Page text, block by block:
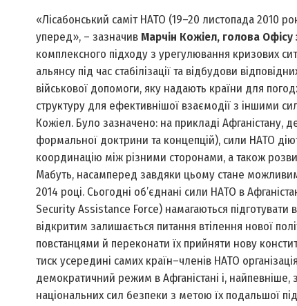
«Лісабонський саміт НАТО (19–20 листопада 2010
уперед», – зазначив Марчін Кожіел, голова Офісу
комплексного підходу з урегулювання кризових
альянсу під час стабілізації та відбудови
військової допомоги, яку надають країни для
структуру для ефективнішої взаємодії з іншими
Кожіел. Було зазначено: на прикладі Афганістану,
формальної доктрини та концепцій), сили НАТО
координацію між різними сторонами, а також
Мабуть, насамперед завдяки цьому стане можливим
2014 році. Сьогодні об’єднані сили НАТО в
Security Assistance Force) намагаються підготувати
відкритим залишається питання втілення нової
повстанцями й переконати їх прийняти нову
тиск усередині самих країн–членів НАТО
демократичний режим в Афганістані і, найпевніше,
національних сил безпеки з метою їх подальшої